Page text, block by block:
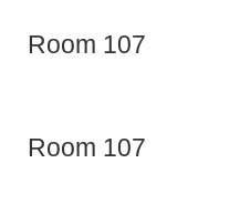
Room 107
Room 107